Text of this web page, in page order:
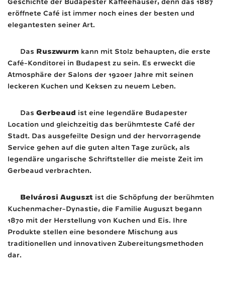
eröffnete Café ist immer noch eines der besten und
elegantesten seiner Art.
Das Ruszwurm kann mit Stolz behaupten, die erste
Café-Konditorei in Budapest zu sein. Es erweckt die
Atmosphäre der Salons der 1920er Jahre mit seinen
leckeren Kuchen und Keksen zu neuem Leben.
Das Gerbeaud ist eine legendäre Budapester
Location und gleichzeitig das berühmteste Café der
Stadt. Das ausgefeilte Design und der hervorragende
Service gehen auf die guten alten Tage zurück, als
legendäre ungarische Schriftsteller die meiste Zeit im
Gerbeaud verbrachten.
Belvárosi Auguszt ist die Schöpfung der berühmten
Kuchenmacher-Dynastie, die Familie Auguszt begann
1870 mit der Herstellung von Kuchen und Eis. Ihre
Produkte stellen eine besondere Mischung aus
traditionellen und innovativen Zubereitungsmethoden
dar.